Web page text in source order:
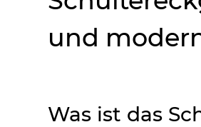
und
Was ist das